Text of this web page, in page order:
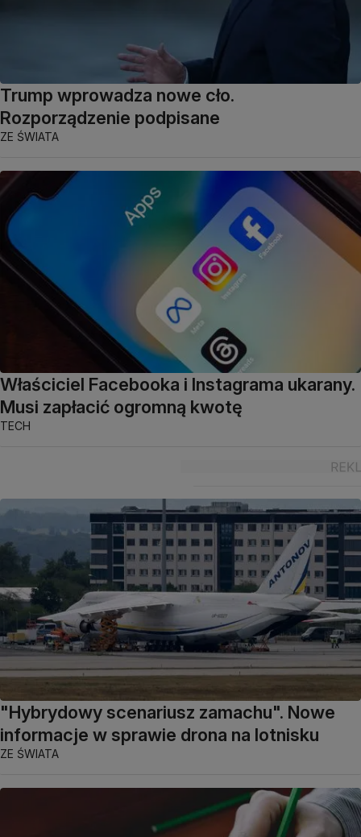
Trump wprowadza nowe cło.
Rozporządzenie podpisane
ZE ŚWIATA
Właściciel Facebooka i Instagrama ukarany.
Musi zapłacić ogromną kwotę
TECH
"Hybrydowy scenariusz zamachu". Nowe
informacje w sprawie drona na lotnisku
ZE ŚWIATA